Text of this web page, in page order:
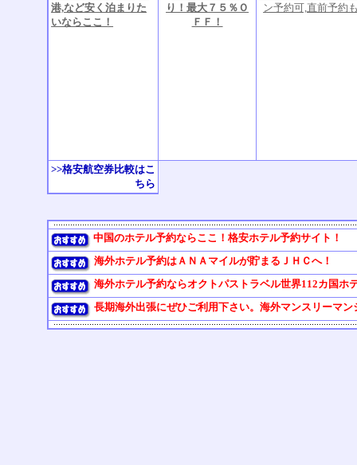
港,など安く泊まりた
いならここ！
り！最大７５％Ｏ
ＦＦ！
ン予約可,直前予約
>>格安航空券比較はこ
ちら
中国のホテル予約ならここ！格安ホテル予約サイト！
海外ホテル予約はＡＮＡマイルが貯まるＪＨＣへ！
海外ホテル予約ならオクトパストラベル世界112カ国ホ
長期海外出張にぜひご利用下さい。海外マンスリーマ